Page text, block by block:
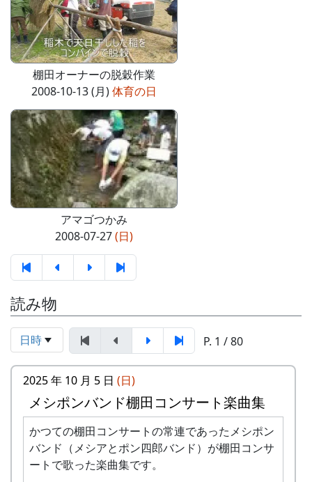
棚田オーナーの脱穀作業
2008-10-13 (月)体育の日
アマゴつかみ
2008-07-27(日)
読み物
日時 P. 1 / 80
2025 年 10 月 5 日 (日)
メシポンバンド棚田コンサート楽曲集
かつての棚田コンサートの常連であったメシポン
バンド（メシアとポン四郎バンド）が棚田コンサ
ートで歌った楽曲集です。